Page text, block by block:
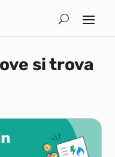
si trova